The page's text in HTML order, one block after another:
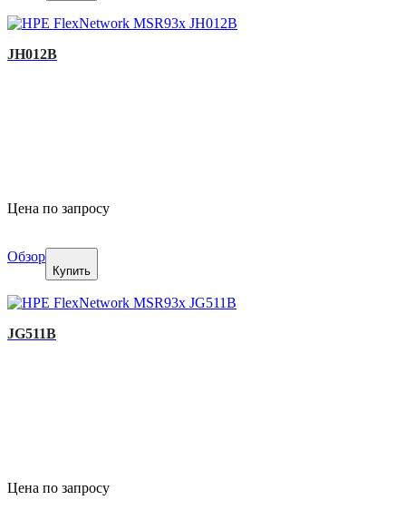
JH012B
Цена по запросу
Обзор
Купить
JG511B
Цена по запросу